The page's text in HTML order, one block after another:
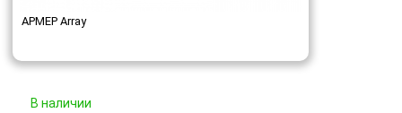
АРМЕР Array
В наличии